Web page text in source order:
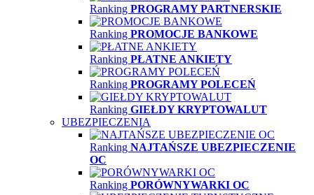
Ranking PROGRAMY PARTNERSKIE
Ranking PROMOCJE BANKOWE
Ranking PŁATNE ANKIETY
Ranking PROGRAMY POLECEŃ
Ranking GIEŁDY KRYPTOWALUT
UBEZPIECZENIA
Ranking NAJTAŃSZE UBEZPIECZENIE
OC
Ranking PORÓWNYWARKI OC